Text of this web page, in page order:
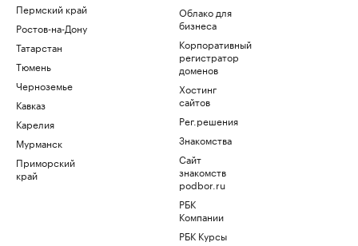
Пермский край
Ростов-на-Дону
Татарстан
Тюмень
Черноземье
Кавказ
Карелия
Мурманск
Приморский
край
Облако для
бизнеса
Корпоративный
регистратор
доменов
Хостинг
сайтов
Рег.решения
Знакомства
Сайт
знакомств
podbor.ru
РБК
Компании
РБК Курсы